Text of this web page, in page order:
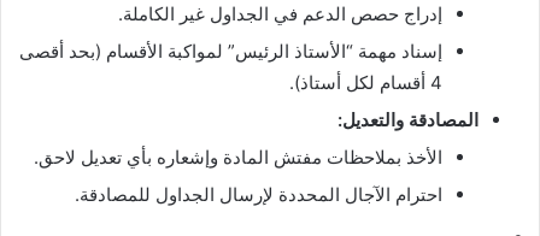
إدراج حصص الدعم في الجداول غير الكاملة.
إسناد مهمة “الأستاذ الرئيس” لمواكبة الأقسام (بحد أقصى
4 أقسام لكل أستاذ).
المصادقة والتعديل:
الأخذ بملاحظات مفتش المادة وإشعاره بأي تعديل لاحق.
احترام الآجال المحددة لإرسال الجداول للمصادقة.